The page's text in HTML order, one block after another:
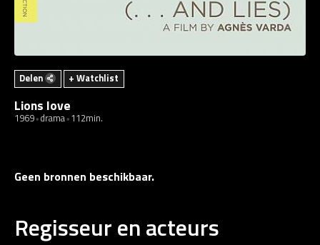
Delen + Watchlist
Lions love
1969 drama 112min.
Geen bronnen beschikbaar.
Regisseur en acteurs